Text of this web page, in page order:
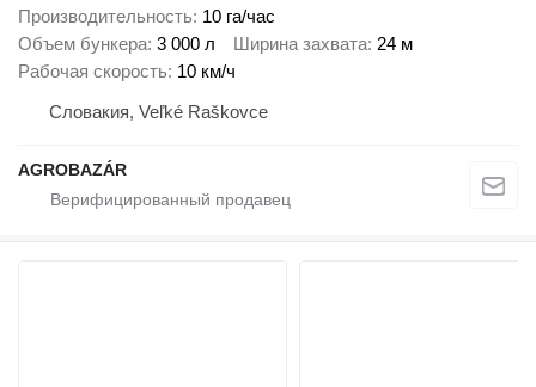
Производительность 10 га/час
Объем бункера 3 000 л Ширина захвата 24 м
Рабочая скорость 10 км/ч
Словакия, Veľké Raškovce
AGROBAZÁR